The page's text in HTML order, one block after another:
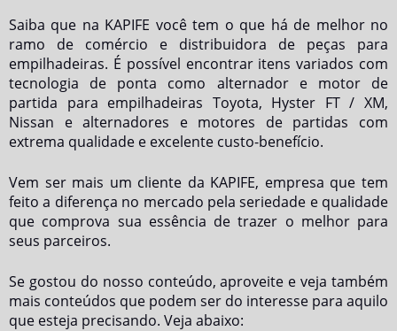
Saiba que na KAPIFE você tem o que há de melhor no
ramo de comércio e distribuidora de peças para
empilhadeiras. É possível encontrar itens variados com
tecnologia de ponta como alternador e motor de
partida para empilhadeiras Toyota, Hyster FT / XM,
Nissan e alternadores e motores de partidas com
extrema qualidade e excelente custo-benefício.
Vem ser mais um cliente da KAPIFE, empresa que tem
feito a diferença no mercado pela seriedade e qualidade
que comprova sua essência de trazer o melhor para
seus parceiros.
Se gostou do nosso conteúdo, aproveite e veja também
mais conteúdos que podem ser do interesse para aquilo
que esteja precisando. Veja abaixo: